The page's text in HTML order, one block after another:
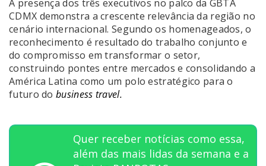
A presença dos três executivos no palco da GBTA
CDMX demonstra a crescente relevância da região no
cenário internacional. Segundo os homenageados, o
reconhecimento é resultado do trabalho conjunto e
do compromisso em transformar o setor,
construindo pontes entre mercados e consolidando a
América Latina como um polo estratégico para o
futuro dobusiness travel.
Quer receber notícias como essa,
além das mais lidas da semana e a